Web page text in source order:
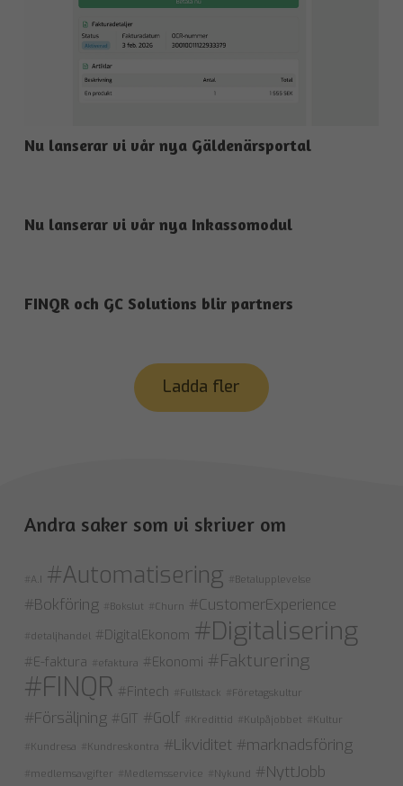
Nu lanserar vi vår nya Gäldenärsportal
Nu lanserar vi vår nya Inkassomodul
FINQR och GC Solutions blir partners
Ladda fler
Andra saker som vi skriver om
#A.I #Automatisering #Betalupplevelse
#Bokföring #Bokslut #Churn #CustomerExperience
#detaljhandel #DigitalEkonom #Digitalisering
#E-faktura #efaktura #Ekonomi #Fakturering
#FINQR #Fintech #Fullstack #Företagskultur
#Försäljning #GIT #Golf #Kredittid #Kulpåjobbet #Kultur
#Kundresa #Kundreskontra #Likviditet #marknadsföring
#medlemsavgifter #Medlemsservice #Nykund #NyttJobb